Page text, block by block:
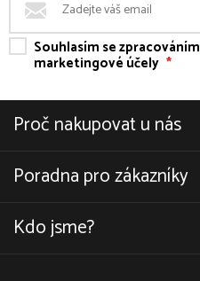
Souhlasím se zpracováním
marketingové účely *
Proč nakupovat u nás
Poradna pro zákazníky
Kdo jsme?